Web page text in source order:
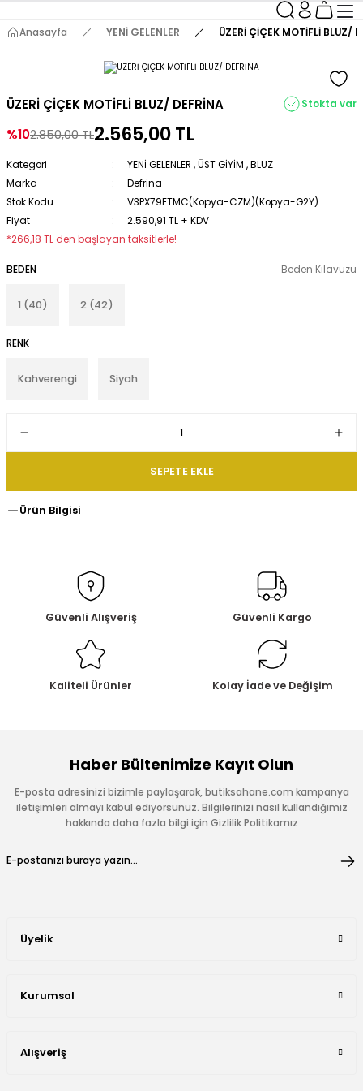
Anasayfa YENİ GELENLER ÜZERİ ÇİÇEK MOTİFLİ BLUZ/
ÜZERİ ÇİÇEK MOTİFLİ BLUZ/ DEFRİNA Stokta var
%102.850,00 TL2.565,00 TL
Kategori YENİ GELENLER ,ÜST GİYİM ,BLUZ
Marka
Defrina
Stok Kodu
V3PX79ETMC(Kopya-CZM)(Kopya-G2Y)
Fiyat
2.590,91 TL + KDV
*266,18 TL den başlayan taksitlerle!
BEDEN
1 (40) 2 (42)
RENK
Kahverengi Siyah
Beden Kılavuzu
SEPETE EKLE
Ürün Bilgisi
Güvenli Alışveriş Güvenli Kargo
Kaliteli Ürünler Kolay İade ve Değişim
Haber Bültenimize Kayıt Olun
E-posta adresinizi bizimle paylaşarak, butiksahane.com kampanya
iletişimleri almayı kabul ediyorsunuz. Bilgilerinizi nasıl kullandığımız
hakkında daha fazla bilgi için Gizlilik Politikamız
Üyelik
Kurumsal
Alışveriş